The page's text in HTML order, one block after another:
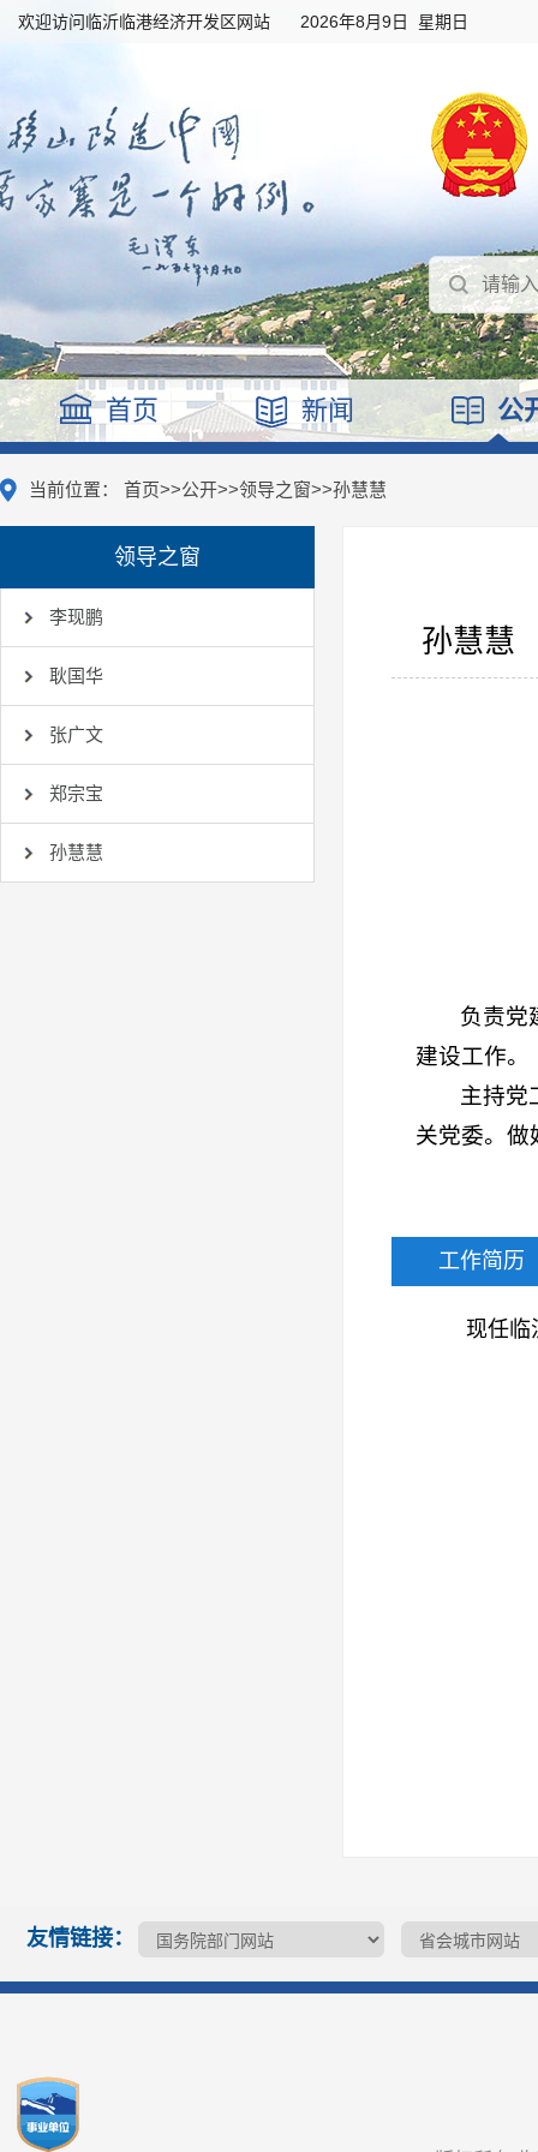
欢迎访问临沂临港经济开发区网站 2026年8月9日 星期日
首页 新闻 公
当前位置： 首页>>公开>>领导之窗>>孙慧慧
领导之窗
李现鹏
耿国华
张广文
郑宗宝
孙慧慧
孙慧慧
负责党
建设工作。
主持党
关党委。做
工作简历
现任临
友情链接：